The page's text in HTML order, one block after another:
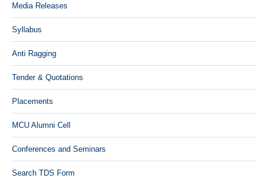
Media Releases
Syllabus
Anti Ragging
Tender & Quotations
Placements
MCU Alumni Cell
Conferences and Seminars
Search TDS Form